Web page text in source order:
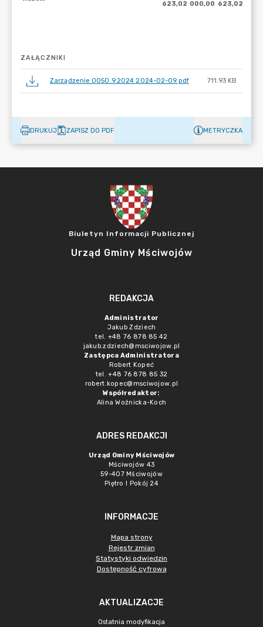
ZAŁĄCZNIKI
Zarządzenie 0050.9.2024 2024-02-09.pdf 711.93 KB
DRUKUJ ZAPISZ DO PDF METRYCZKA
Biuletyn Informacji Publicznej
Urząd Gminy Mściwojów
REDAKCJA
Administrator
Jakub Zdziech
tel. +48 76 878 85 42
jakub.zdziech@msciwojow.pl
Zastępca Administratora
Robert Kopeć
tel. +48 76 878 85 32
robert.kopec@msciwojow.pl
Współredaktor:
Alina Woźnicka-Koch
ADRES REDAKCJI
Urząd Gminy Mściwojów
Mściwojów 43
59-407 Mściwojów
Piętro I Pokój 24
INFORMACJE
Mapa strony
Rejestr zmian
Statystyki odwiedzin
Dostępność cyfrowa
AKTUALIZACJE
Ostatnia modyfikacja